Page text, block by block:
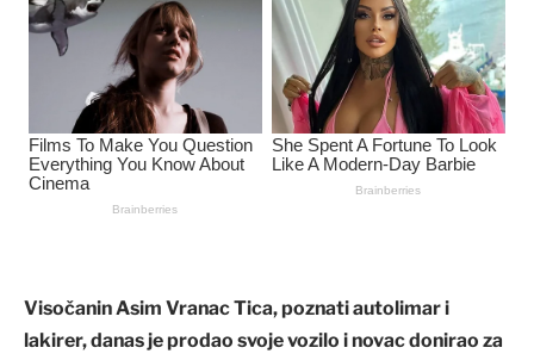
Visočanin Asim Vranac Tica, poznati autolimar i
lakirer, danas je prodao svoje vozilo i novac donirao za